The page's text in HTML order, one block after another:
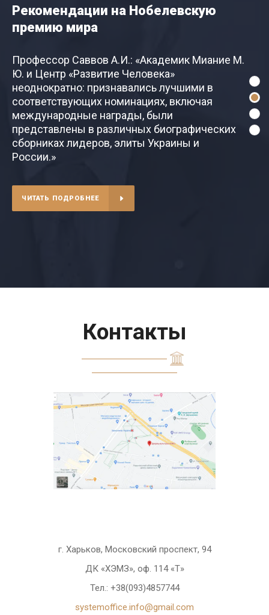
Рекомендации на Нобелевскую
премию мира
Профессор Саввов А.И.: «Академик Миание М.
Ю. и Центр «Развитие Человека»
неоднократно: признавались лучшими в
соответствующих номинациях, включая
международные награды, были
представлены в различных биографических
сборниках лидеров, элиты Украины и
России.»
ЧИТАТЬ ПОДРОБНЕЕ
Контакты
г. Харьков, Московский проспект, 94
ДК «ХЭМЗ», оф. 114 «Т»
Тел.: +38(093)4857744
systemoffice.info@gmail.com